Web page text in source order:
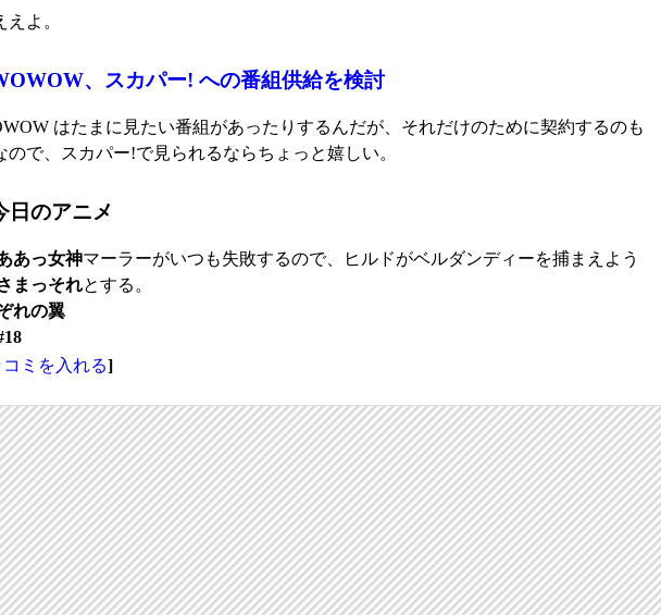
えよ。
、スカパー! への番組供給を検討
はたまに見たい番組があったりするんだが、それだけのために契約するのも
ので、スカパー!で見られるならちょっと嬉しい。
日のアニメ
あっ女神
まっそれ
れの翼
マーラーがいつも失敗するので、ヒルドがベルダンディーを捕まえよう
とする。
コミを入れる]